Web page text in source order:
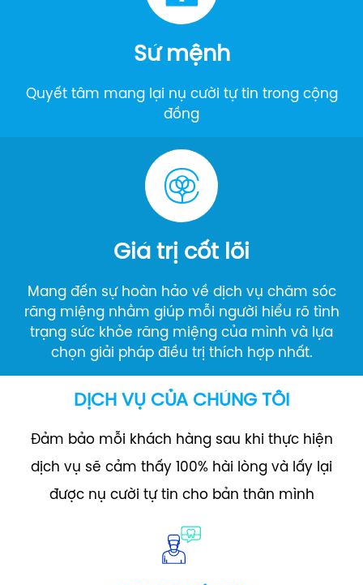
Sứ mệnh
Quyết tâm mang lại nụ cười tự tin trong cộng
đồng
Giá trị cốt lõi
Mang đến sự hoàn hảo về dịch vụ chăm sóc
răng miệng nhằm giúp mỗi người hiểu rõ tình
trạng sức khỏe răng miệng của mình và lựa
chọn giải pháp điều trị thích hợp nhất.
DỊCH VỤ CỦA CHÚNG TÔI
Đảm bảo mỗi khách hàng sau khi thực hiện
dịch vụ sẽ cảm thấy 100% hài lòng và lấy lại
được nụ cười tự tin cho bản thân mình